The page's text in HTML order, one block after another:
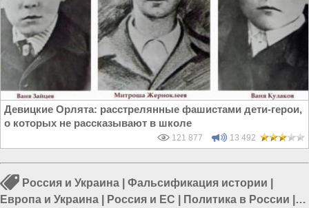
Девицкие Орлята: расстрелянные фашистами дети-герои,
о которых не рассказывают в школе
121 877 13 492
Россия и Украина Фальсификация истории
Европа и Украина
Россия и ЕС Политика в России